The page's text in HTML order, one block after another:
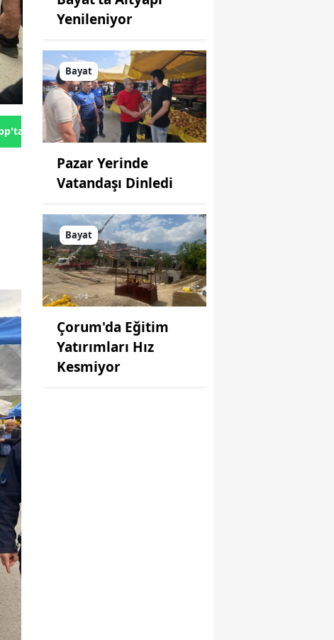
Gönder
Yenileniyor
Bayat
Pazar Yerinde
Vatandaşı Dinledi
Bayat
Çorum'da Eğitim
Yatırımları Hız
Kesmiyor